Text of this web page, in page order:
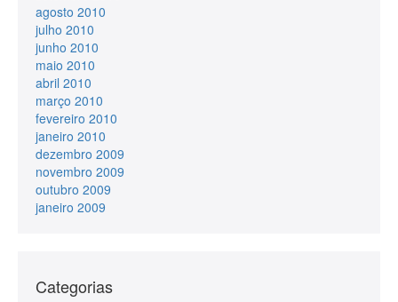
agosto 2010
julho 2010
junho 2010
maio 2010
abril 2010
março 2010
fevereiro 2010
janeiro 2010
dezembro 2009
novembro 2009
outubro 2009
janeiro 2009
Categorias